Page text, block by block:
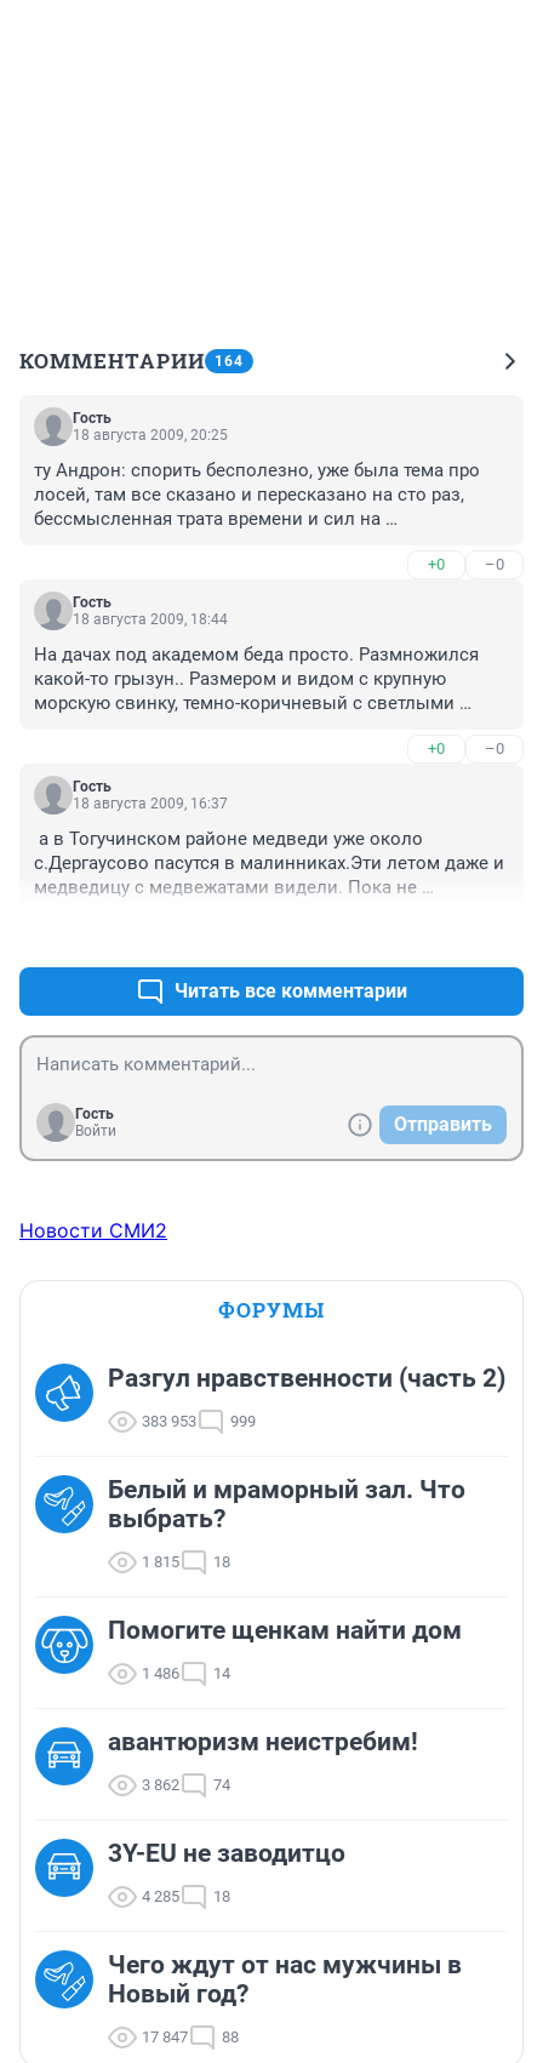
КОММЕНТАРИИ 164
Гость
18 августа 2009, 20:25
ту Андрон: спорить бесполезно, уже была тема про
лосей, там все сказано и пересказано на сто раз,
бессмысленная трата времени и сил на
"защитники" прирожы и противники охоты ничего
для этой самой природы не сделали в 99%, но
рассуждать об этом любят!)
+0 –0
Гость
18 августа 2009, 18:44
На дачах под академом беда просто. Размножился
какой-то грызун.. Размером и видом с крупную
морскую свинку, темно-коричневый с светлыми
Народ в землю ведра с водой закапывает и по
нескольку штук за неделю с одного участка
что ханорики когда-то сбежавшие с зверофермы в
Каинке расплодились.. не знаю.. тот которого я видел
не похож на ханорика.
гада..
+0 –0
Гость
18 августа 2009, 16:37
а в Тогучинском районе медведи уже около
с.Дергаусово пасутся в малинниках.Эти летом даже и
медведицу с медвежатами видели. Пока не
Читать все комментарии
Гость
Войти
Отправить
Новости СМИ2
ФОРУМЫ
Разгул нравственности (часть 2)
383 953 999
Белый и мраморный зал. Что
выбрать?
1 815 18
Помогите щенкам найти дом
1 486 14
авантюризм неистребим!
3 862 74
3Y-EU не заводитцо
4 285 18
Чего ждут от нас мужчины в
Новый год?
17 847 88